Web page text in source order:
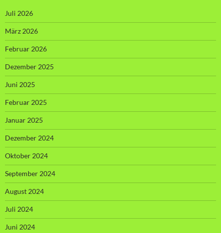
Juli 2026
März 2026
Februar 2026
Dezember 2025
Juni 2025
Februar 2025
Januar 2025
Dezember 2024
Oktober 2024
September 2024
August 2024
Juli 2024
Juni 2024